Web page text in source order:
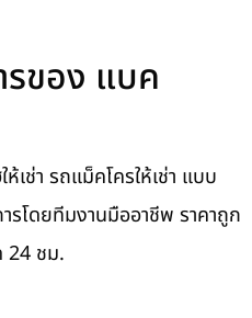
รของ แบค
เช่า รถแม็คโครให้เช่า แบบ
โดยทีมงานมืออาชีพ ราคาถูก
24 ชม.